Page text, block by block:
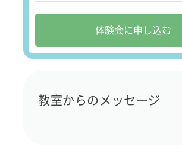
体験会に申し込む
教室からのメッセージ